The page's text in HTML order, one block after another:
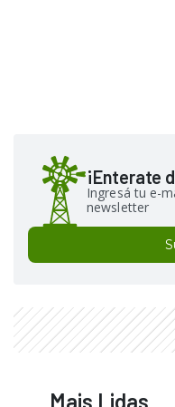
¡Enterate
Ingresá tu e-
newsletter
Mais Lidas